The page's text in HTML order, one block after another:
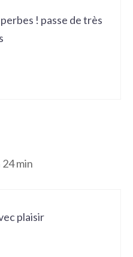
! passe de très
min
plaisir